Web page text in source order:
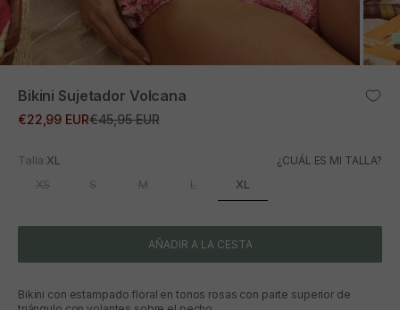
Bikini Sujetador Volcana
Precio de oferta
€22,99 EURPrecio normal
€45,95 EUR
Talla:XL ¿CUÁL ES MI TALLA?
XS S M L XL
AÑADIR A LA CESTA
Bikini con estampado floral en tonos rosas con parte superior de